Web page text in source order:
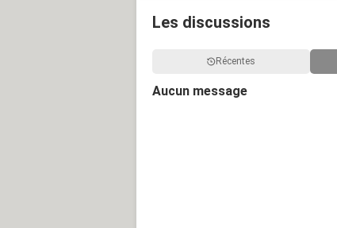
Les discussions
Récentes
Aucun message